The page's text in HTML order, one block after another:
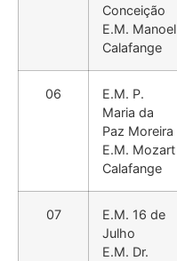
Conceição
E.M. Manoel
Calafange
06
E.M. P.
Maria da
Paz Moreira
E.M. Mozart
Calafange
07
E.M. 16 de
Julho
E.M. Dr.